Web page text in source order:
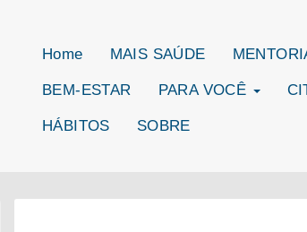
Home MAIS SAÚDE
BEM-ESTAR PARA VOCÊ
HÁBITOS SOBRE